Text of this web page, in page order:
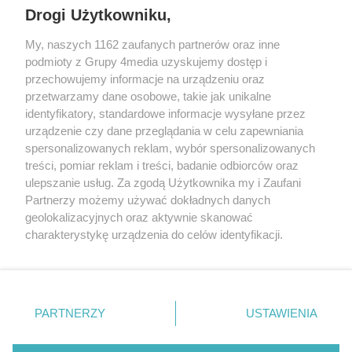
Redakcja Reklama Prywatność
Praca Łódź
the:protocol
Facebook.com
Youtube.com
Drogi Użytkowniku,
My, naszych 1162 zaufanych partnerów oraz inne
podmioty z Grupy 4media uzyskujemy dostęp i
przechowujemy informacje na urządzeniu oraz
przetwarzamy dane osobowe, takie jak unikalne
identyfikatory, standardowe informacje wysyłane przez
urządzenie czy dane przeglądania w celu zapewniania
spersonalizowanych reklam, wybór spersonalizowanych
treści, pomiar reklam i treści, badanie odbiorców oraz
ulepszanie usług. Za zgodą Użytkownika my i Zaufani
Partnerzy możemy używać dokładnych danych
geolokalizacyjnych oraz aktywnie skanować
charakterystykę urządzenia do celów identyfikacji.
zmienić/wycofać klikając przycisk ustawień prywatności
znajdujący się w lewym dolnym rogu strony
. Niektóre
PARTNERZY USTAWIENIA